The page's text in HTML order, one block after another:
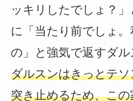
ッキリしたでしょ？
に「当たり前でしょ
の」と強気で返すダル
ダルスンはきっとテ
突き止めるため、こ